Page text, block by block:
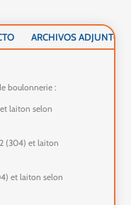
ARCHIVOS ADJUNTOS
boulonnerie :
laiton selon
(304) et laiton
et laiton selon